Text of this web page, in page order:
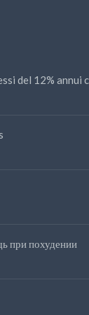
del 12% annui
при похудении